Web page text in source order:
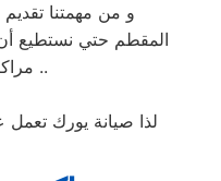
و من مهمتنا تقديم
المقطم حتي نستطيع أن
مراكز مميزة حتي بعد انتهاء فترة المراكز ..
لذا صيانة يورك